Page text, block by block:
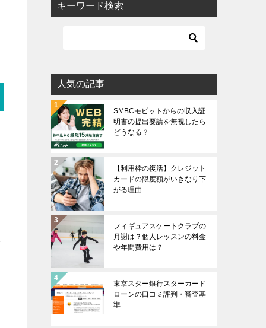
キーワード検索
人気の記事
SMBCモビットからの収入証
明書の提出要請を無視したら
どうなる？
【利用枠の復活】クレジット
カードの限度額がいきなり下
がる理由
フィギュアスケートクラブの
月謝は？個人レッスンの料金
や年間費用は？
東京スター銀行スターカード
ローンの口コミ評判・審査基
準